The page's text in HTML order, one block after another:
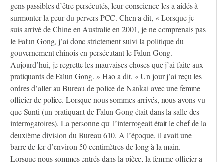
gens passibles d’être persécutés, leur conscience les a aidés à
surmonter la peur du pervers PCC. Chen a dit, « Lorsque je
suis arrivé de Chine en Australie en 2001, je ne comprenais pas
le Falun Gong, j’ai donc strictement suivi la politique du
gouvernement chinois en persécutant le Falun Gong.
Aujourd’hui, je regrette les mauvaises choses que j’ai faite aux
pratiquants de Falun Gong. » Hao a dit, « Un jour j’ai reçu les
ordres d’aller au Bureau de police de Nankai avec une femme
officier de police. Lorsque nous sommes arrivés, nous avons vu
que Sunti (un pratiquant de Falun Gong était dans la salle des
interrogatoires). La personne qui l’interrogeait était le chef de la
deuxième division du Bureau 610. A l’époque, il avait une
barre de fer d’environ 50 centimètres de long à la main.
Lorsque nous sommes entrés dans la pièce, la femme officier a